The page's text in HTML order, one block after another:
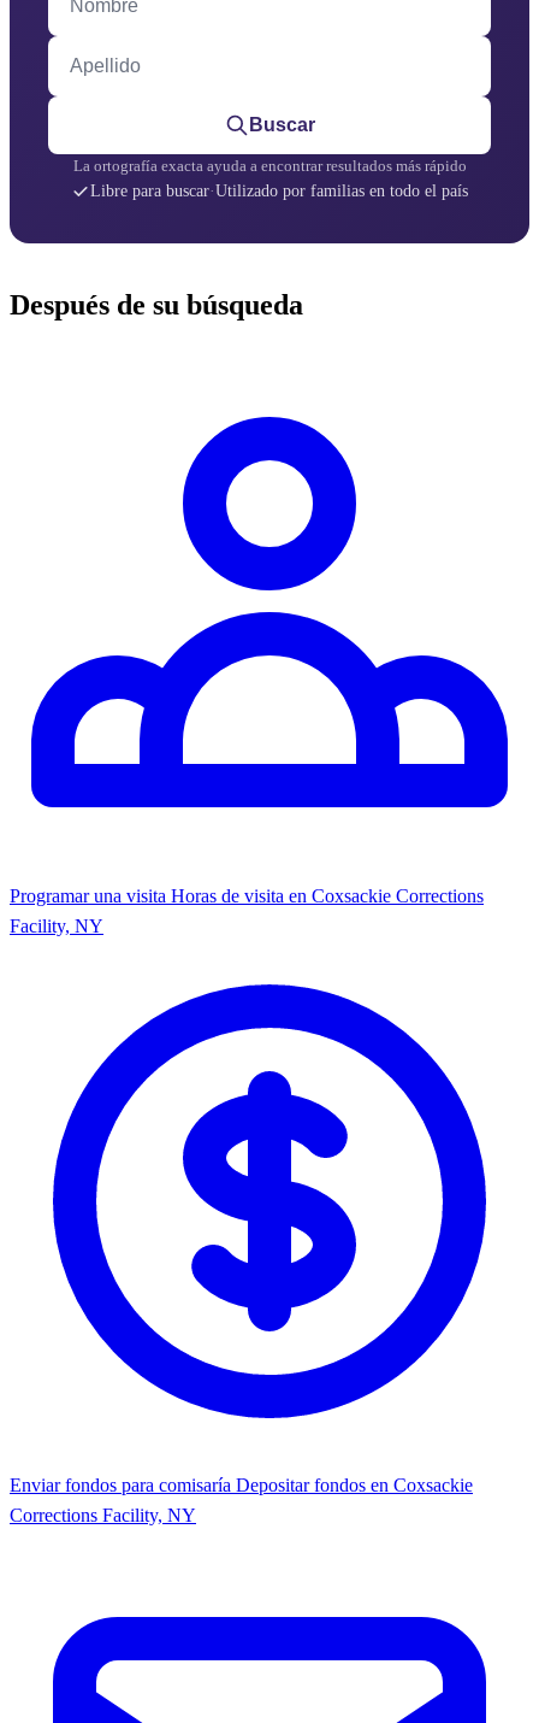
Apellido
Buscar
La ortografía exacta ayuda a encontrar resultados más rápido
Libre para buscar·Utilizado por familias en todo el país
Después de su búsqueda
Programar una visita Horas de visita en Coxsackie Corrections
Facility, NY
Enviar fondos para comisaría Depositar fondos en Coxsackie
Corrections Facility, NY